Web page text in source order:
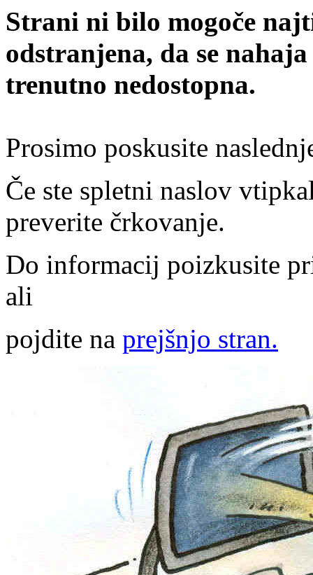
Strani ni bilo mogoče
odstranjena, da se
trenutno nedostopna.
Prosimo poskusite
Če ste spletni naslov
preverite črkovanje.
Do informacij poizkusite
ali
pojdite na prejšnjo stran.